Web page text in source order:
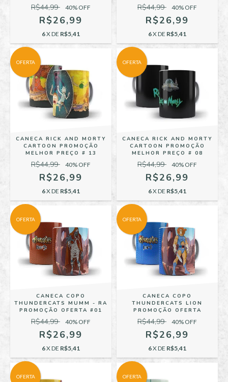
R$44,99 40% OFF
R$26,99
6X DE R$5,41
R$44,99 40% OFF
R$26,99
6X DE R$5,41
OFERTA
CANECA RICK AND MORTY
CARTOON PROMOÇÃO
MELHOR PREÇO # 13
R$44,99 40% OFF
R$26,99
6X DE R$5,41
OFERTA
CANECA RICK AND MORTY
CARTOON PROMOÇÃO
MELHOR PREÇO # 08
R$44,99 40% OFF
R$26,99
6X DE R$5,41
OFERTA
CANECA COPO
THUNDERCATS MUMM - RA
PROMOÇÃO OFERTA #01
R$44,99 40% OFF
R$26,99
6X DE R$5,41
OFERTA
CANECA COPO
THUNDERCATS LION
PROMOÇÃO OFERTA
R$44,99 40% OFF
R$26,99
6X DE R$5,41
OFERTA OFERTA